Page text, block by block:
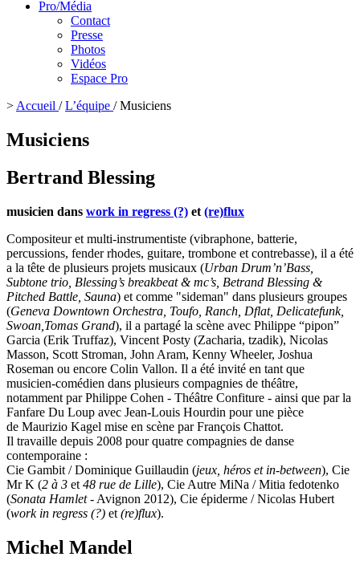
Pro/Média
Contact
Presse
Photos
Vidéos
Espace Pro
> Accueil /L’équipe /Musiciens
Musiciens
Bertrand Blessing
musicien dans work in regress (?) et (re)flux
Compositeur et multi-instrumentiste (vibraphone, batterie,
percussions, fender rhodes, guitare, trombone et contrebasse), il a été
a la tête de plusieurs projets musicaux (Urban Drum’n’Bass,
Subtone trio, Blessing’s breakbeat & mc’s, Betrand Blessing &
Pitched Battle, Sauna) et comme "sideman" dans plusieurs groupes
(Geneva Downtown Orchestra, Toufo, Ranch, Dflat, Delicatefunk,
Swoan,Tomas Grand), il a partagé la scène avec Philippe “pipon”
Garcia (Erik Truffaz), Vincent Posty (Zacharia, tzadik), Nicolas
Masson, Scott Stroman, John Aram, Kenny Wheeler, Joshua
Roseman ou encore Colin Vallon. Il a été invité en tant que
musicien-comédien dans plusieurs compagnies de théâtre,
notamment par Philippe Cohen - Théâtre Confiture - ainsi que par la
Fanfare Du Loup avec Jean-Louis Hourdin pour une pièce
de Maurizio Kagel mise en scène par François Chattot.
Il travaille depuis 2008 pour quatre compagnies de danse
contemporaine :
Cie Gambit / Dominique Guillaudin (jeux, héros etin-between), Cie
Mr K (2 à 3 et 48 rue de Lille), Cie Autre MiNa / Mitia fedotenko
(Sonata Hamlet- Avignon 2012), Cie épiderme / Nicolas Hubert
(work in regress (?) et (re)flux).
Michel Mandel